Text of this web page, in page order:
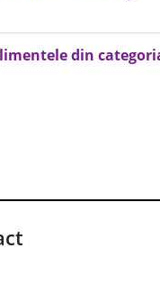
din